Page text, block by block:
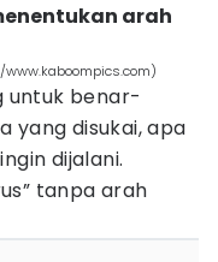
arah
untuk benar-
yang disukai, apa
dijalani.
tanpa arah